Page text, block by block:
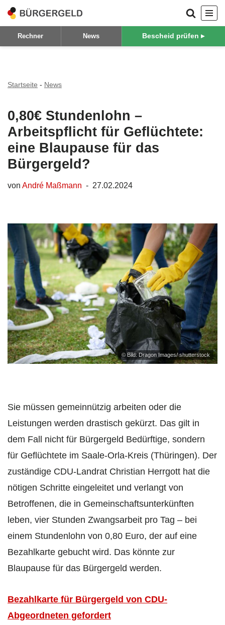
Zum
Inhalt
Rechner News Bescheid prüfen ▸
Startseite - News
0,80€ Stundenlohn –
Arbeitspflicht für Geflüchtete:
eine Blaupause für das
Bürgergeld?
von André Maßmann 27.02.2024
© Bild: Dragon Images/ shutterstock
Sie müssen gemeinnützig arbeiten oder die
Leistungen werden drastisch gekürzt. Das gilt in
dem Fall nicht für Bürgergeld Bedürftige, sondern
für Geflüchtete im Saale-Orla-Kreis (Thüringen). Der
zuständige CDU-Landrat Christian Herrgott hat die
nötigen Schritte eingeleitet und verlangt von
Betroffenen, die in Gemeinschaftsunterkünften
leben, vier Stunden Zwangsarbeit pro Tag – bei
einem Stundenlohn von 0,80 Euro, der auf eine
Bezahlkarte gebucht wird. Das könnte zur
Blaupause für das Bürgergeld werden.
Bezahlkarte für Bürgergeld von CDU-
Abgeordneten gefordert